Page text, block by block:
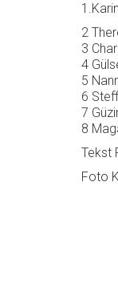
2
3
4
5
6
7
8
Tekst
Foto